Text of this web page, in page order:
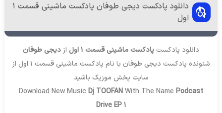
دانلود پادکست دیجی طوفان پادکست ماشینی قسمت 1
اول
دانلود پادکست پادکست ماشینی قسمت 1 اول ازدیجی طوفان
شنونده پادکست دیجی طوفان با نام پادکست ماشینی قسمت 1 اول از
سایت پخش موزیک باشید
Download New Music Dj TOOFANWith The Name Podcast
Drive EP 1